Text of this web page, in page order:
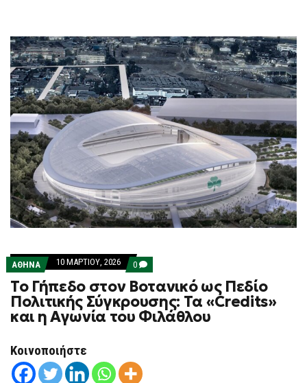
ΑΘΗΝΑ 10 ΜΑΡΤΊΟΥ, 2026 0 COMMENTS
ON
ΤΟ
ΓΉΠΕΔΟ
ΣΤΟΝ
ΒΟΤΑΝΙΚΌ
ΩΣ
ΤΑ
«CREDITS»
Το Γήπεδο στον Βοτανικό ως Πεδίο
Πολιτικής Σύγκρουσης: Τα «Credits»
και η Αγωνία του Φιλάθλου
Κοινοποιήστε